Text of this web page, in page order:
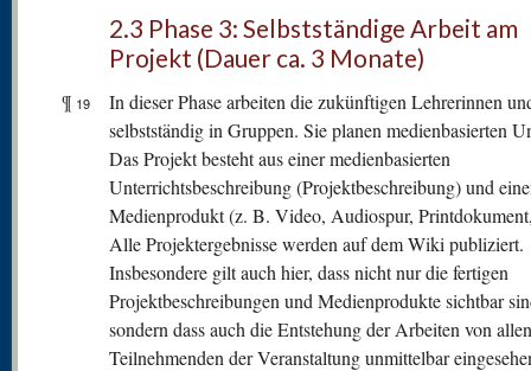
2.3 Phase 3: Selbstständige Arbeit am
Projekt (Dauer ca. 3 Monate)
¶ 19
In dieser Phase arbeiten die zukünftigen Lehrerinnen
selbstständig in Gruppen. Sie planen medienbasierten
Das Projekt besteht aus einer medienbasierten
Unterrichtsbeschreibung (Projektbeschreibung) und
Medienprodukt (z. B. Video, Audiospur,
Alle Projektergebnisse werden auf dem Wiki publiziert.
Insbesondere gilt auch hier, dass nicht nur die fertigen
Projektbeschreibungen und Medienprodukte sichtbar
sondern dass auch die Entstehung der Arbeiten von allen
Teilnehmenden der Veranstaltung unmittelbar